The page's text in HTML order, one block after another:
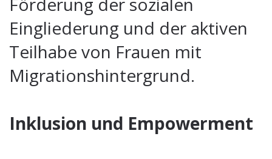
Eingliederung und der aktiven
Teilhabe von Frauen mit
Migrationshintergrund.
Inklusion und Empowerment